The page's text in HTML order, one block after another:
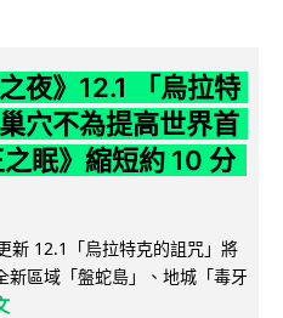
夜》12.1 「烏拉特
穴不為提高世界首
眠》縮短約 10 分
新 12.1「烏拉特克的詛咒」將
區域「盤蛇島」、地城「毒牙